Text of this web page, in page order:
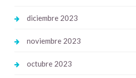
diciembre 2023
noviembre 2023
octubre 2023